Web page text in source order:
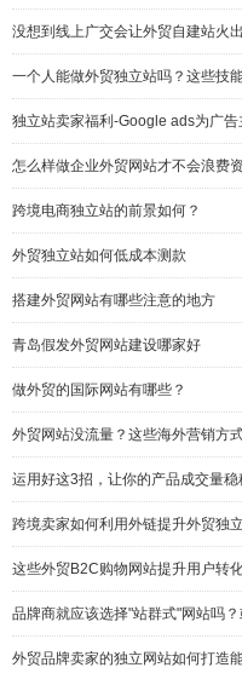
没想到线上广交会让外贸自建站火出
一个人能做外贸独立站吗？这些技
独立站卖家福利-Google ads为广告
怎么样做企业外贸网站才不会浪费
跨境电商独立站的前景如何？
外贸独立站如何低成本测款
搭建外贸网站有哪些注意的地方
青岛假发外贸网站建设哪家好
做外贸的国际网站有哪些？
外贸网站没流量？这些海外营销方
运用好这3招，让你的产品成交量
小tips
跨境卖家如何利用外链提升外贸独
这些外贸B2C购物网站提升用户转
知道吗?
品牌商就应该选择"站群式"网站吗
合
外贸品牌卖家的独立网站如何打造